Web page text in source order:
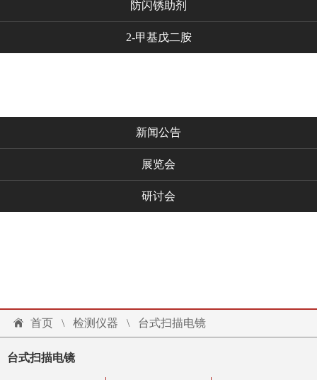
防闪锈助剂
2-甲基戊二胺
新闻公告
展览会
研讨会
首页 \ 检测仪器 \ 台式扫描电镜
台式扫描电镜